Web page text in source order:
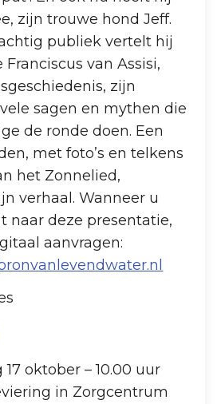
zijn trouwe hond Jeff.
publiek vertelt hij
van Assisi,
zijn
sagen en mythen die
de ronde doen. Een
met foto’s en telkens
het Zonnelied,
verhaal. Wanneer u
naar deze presentatie,
aanvragen:
oktober – 10.00 uur
in Zorgcentrum